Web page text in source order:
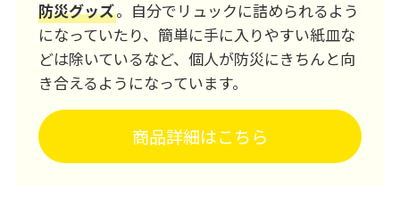
防災グッズ。自分でリュックに詰められるよう
になっていたり、簡単に手に入りやすい紙皿な
どは除いているなど、個人が防災にきちんと向
き合えるようになっています。
商品詳細はこちら